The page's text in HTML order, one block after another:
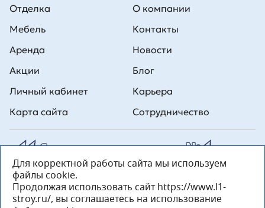
Отделка
Мебель
Аренда
Акции
Личный кабинет
Карта сайта
О компании
Контакты
Новости
Блог
Карьера
Сотрудничество
Все права на публикуемые на сайте материалы принадлежат
ООО Л1 Строительная комания №1. Любая информация,
представленная на данном сайте, носит исключительно
информационный характер и ни при каких условиях не является
публичной офертой, определяемой положениями статьи 437 ГК РФ.
Для корректной работы сайта мы используем
файлы cookie.
Продолжая использовать сайт https://www.l1-
stroy.ru/, вы соглашаетесь на использование